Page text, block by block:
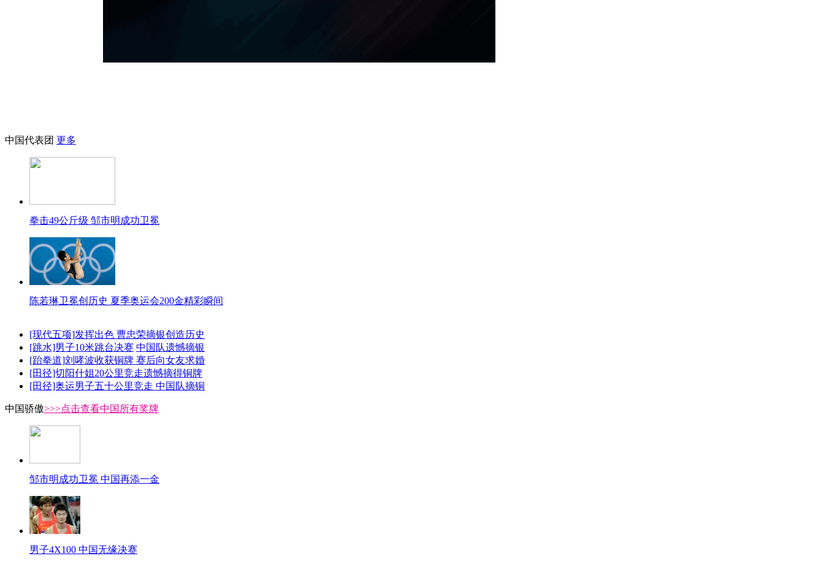
中国代表团 更多
拳击49公斤级 邹市明成功卫冕
陈若琳卫冕创历史 夏季奥运会200金精彩瞬间
[现代五项]发挥出色 曹忠荣摘银创造历史
[跳水]男子10米跳台决赛 中国队遗憾摘银
[跆拳道]刘哮波收获铜牌 赛后向女友求婚
[田径]切阳什姐20公里竞走遗憾摘得铜牌
[田径]奥运男子五十公里竞走 中国队摘铜
中国骄傲>>>点击查看中国所有奖牌
邹市明成功卫冕 中国再添一金
男子4X100 中国无缘决赛